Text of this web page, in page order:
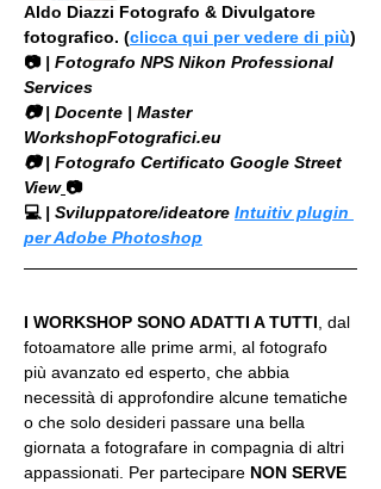
Aldo Diazzi Fotografo & Divulgatore
fotografico. (clicca qui per vedere di più)
📷 | Fotografo NPS Nikon Professional
Services
​📷 | Docente | Master
WorkshopFotografici.eu
📷 | Fotografo Certificato Google Street
View 📷
💻 | Sviluppatore/ideatore Intuitiv plugin
per Adobe Photoshop
I WORKSHOP SONO ADATTI A TUTTI , dal
fotoamatore alle prime armi, al fotografo
più avanzato ed esperto, che abbia
necessità di approfondire alcune tematiche
o che solo desideri passare una bella
giornata a fotografare in compagnia di altri
appassionati. Per partecipare NON SERVE